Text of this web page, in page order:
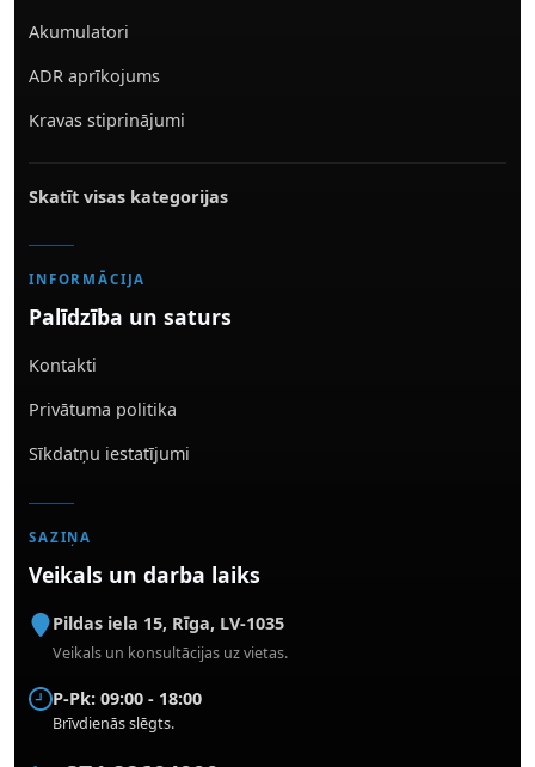
Akumulatori
ADR aprīkojums
Kravas stiprinājumi
Skatīt visas kategorijas
INFORMĀCIJA
Palīdzība un saturs
Kontakti
Privātuma politika
Sīkdatņu iestatījumi
SAZIŅA
Veikals un darba laiks
Pildas iela 15, Rīga, LV-1035
Veikals un konsultācijas uz vietas.
P-Pk: 09:00 - 18:00
Brīvdienās slēgts.